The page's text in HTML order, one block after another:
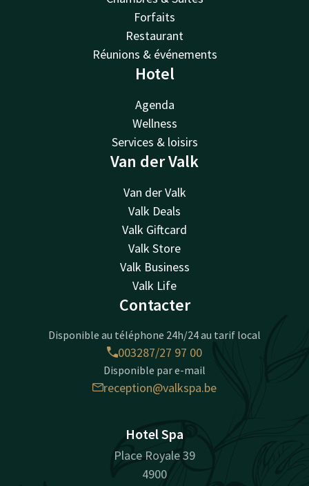
Forfaits
Restaurant
Réunions & événements
Hotel
Agenda
Wellness
Services & loisirs
Van der Valk
Van der Valk
Valk Deals
Valk Giftcard
Valk Store
Valk Business
Valk Life
Contacter
Disponible au téléphone 24h/24 au tarif local
003287/27 97 00
Disponible par e-mail
reception@valkspa.be
Hotel Spa
Place Royale 39
4900